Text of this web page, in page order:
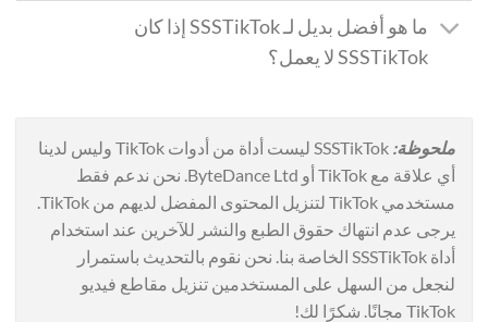
ما هو أفضل بديل لـ SSSTikTok إذا كان
SSSTikTok لا يعمل؟
ملحوظة:
SSSTikTok ليست أداة من أدوات TikTok وليس لدينا
أي علاقة مع TikTok أو ByteDance Ltd. نحن ندعم فقط
مستخدمي TikTok لتنزيل المحتوى المفضل لديهم من TikTok.
يرجى عدم انتهاك حقوق الطبع والنشر للآخرين عند استخدام
أداة SSSTikTok الخاصة بنا. نحن نقوم بالتحديث باستمرار
لنجعل من السهل على المستخدمين تنزيل مقاطع فيديو
TikTok مجانًا. شكرًا لك!